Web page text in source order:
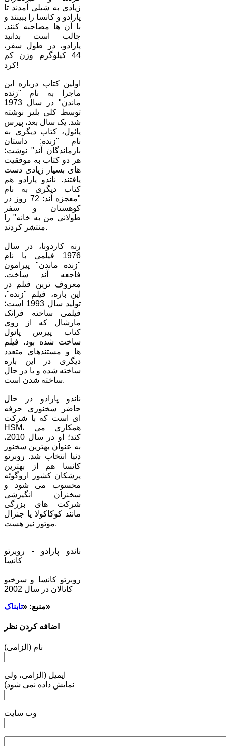
زیادی به شیلی آمدند تا
پارادو و کانسا را ببینند و
با آن ها مصاحبه کنند.
جالب است بدانید
پارادو، در طول سفر،
44 کیلوگرم وزن کم
کرد!
اولین کتاب درباره این
ماجرا به نام "زنده
ماندن" در سال 1973
توسط کلی بلیر نوشته
شد. یک سال بعد، پیرس
پائول، کتاب دیگری به
نام "زنده: داستان
بازماندگان آند" نوشت؛
هر دو کتاب به موفقیت
های بسیار زیادی دست
یافتند. ناندو پارادو هم
کتاب دیگری به نام
"معجزه آند: 72 روز در
کوهستان و سفر
طولانی من به خانه" را
منتشر کردند.
رنه کاردونا، در سال
1976 فیلمی با نام
"زنده ماندن" پیرامون
فاجعه آند ساخت.
معروف ترین فیلم در
این باره، فیلم "زنده"،
تولید سال 1993 است؛
فیلمی ساخته فرانک
مارشال که از روی
کتاب پیرس پائول
ساخت شده بود. فیلم
ها و مستندهای متعدد
دیگری در این باره
ساخته شده و یا در حال
ساخته شدن است.
ناندو پارادو در حال
حاضر سخنوری حرفه
ای است که با شرکت
HSM، همکاری می
کند؛ او در سال 2010،
به عنوان بهترین سخنور
دنیا انتخاب شد. روبرتو
کانسا هم از بهترین
پزشکان کشور اروگوئه
محسوب می شود و
سخنران انگیزشی
شرکت های بزرگی
مانند کوکاکولا یا جنرال
موتوز نیز هست.
ناندو پارادو - روبرتو
کانسا
روبرتو کانسا و سرخیو
کاتالان در سال 2002
منبع: «تابناک »
اضافه کردن نظر
نام (الزامی)
ایمیل (الزامی، ولی
نمایش داده نمی شود)
وب سایت